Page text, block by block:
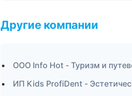
Другие компании
ООО Info Hot - Туризм и
ИП Kids ProfiDent -